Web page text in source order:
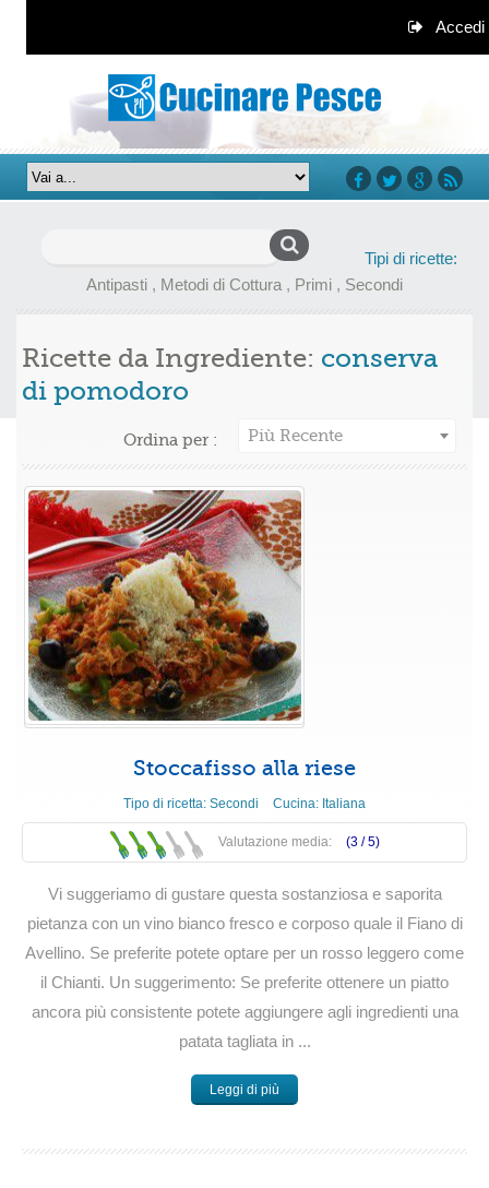
Accedi
Tipi di ricette:
Antipasti , Metodi di Cottura , Primi , Secondi
Ricette da Ingrediente: conserva
di pomodoro
Ordina per : Più Recente
Stoccafisso alla riese
Tipo di ricetta: Secondi Cucina: Italiana
Valutazione media: (3 /5)
Vi suggeriamo di gustare questa sostanziosa e saporita
pietanza con un vino bianco fresco e corposo quale il Fiano di
Avellino. Se preferite potete optare per un rosso leggero come
il Chianti. Un suggerimento: Se preferite ottenere un piatto
ancora più consistente potete aggiungere agli ingredienti una
patata tagliata in ...
Leggi di più